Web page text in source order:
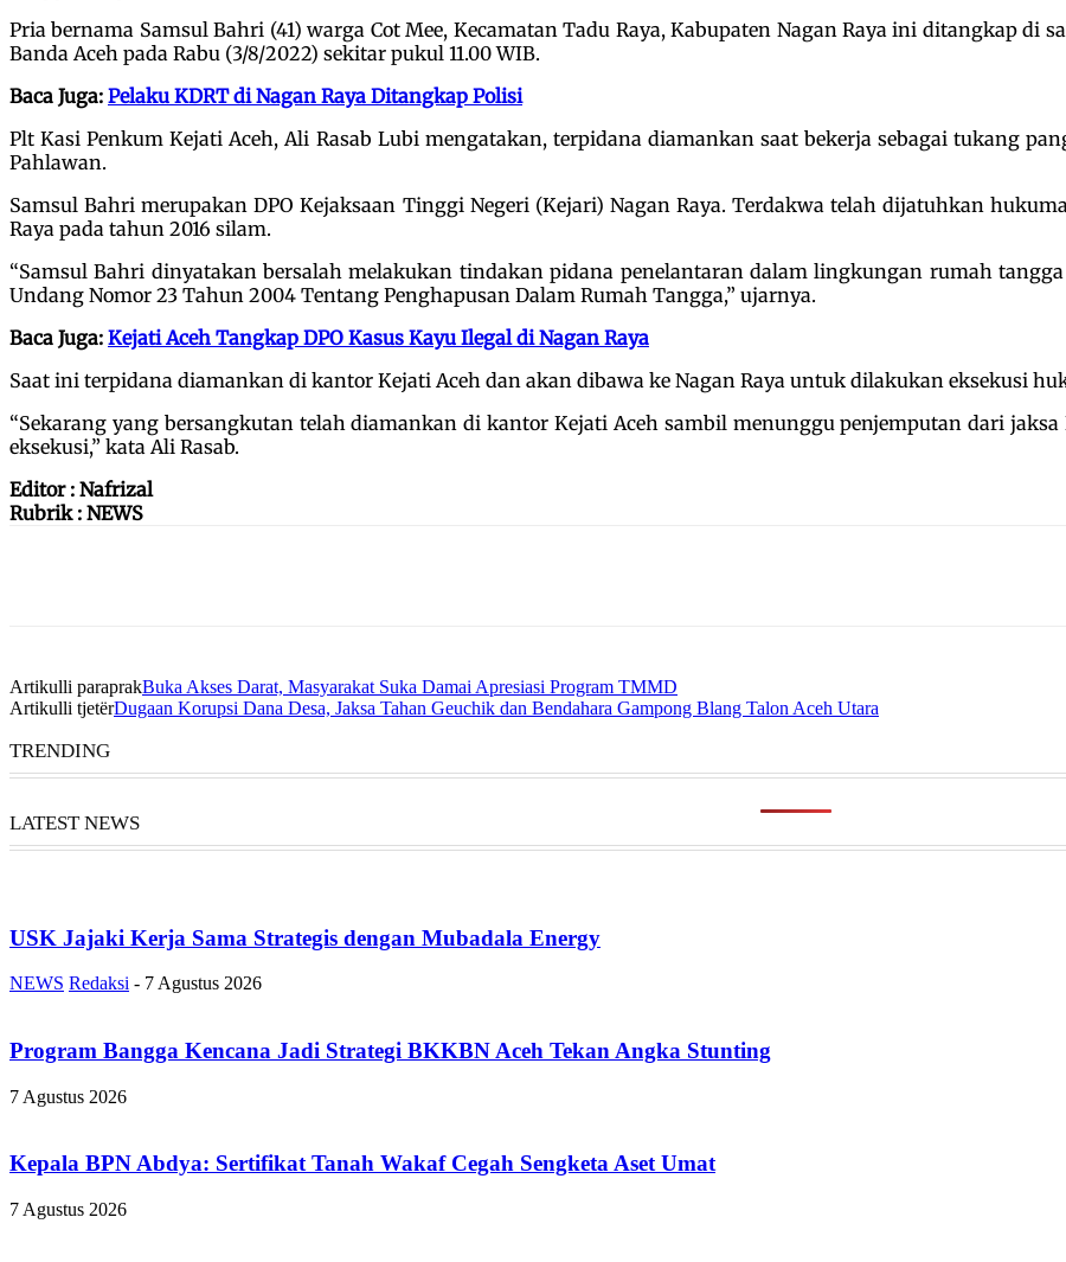
Pria bernama Samsul Bahri (41) warga Cot Mee, Kecamatan Tadu Raya, Kabupaten Nagan Raya ini ditangkap di
Banda Aceh pada Rabu (3/8/2022) sekitar pukul 11.00 WIB.
Baca Juga: Pelaku KDRT di Nagan Raya Ditangkap Polisi
Plt Kasi Penkum Kejati Aceh, Ali Rasab Lubi mengatakan, terpidana diamankan saat bekerja sebagai tukang
Pahlawan.
Samsul Bahri merupakan DPO Kejaksaan Tinggi Negeri (Kejari) Nagan Raya. Terdakwa telah dijatuhkan
Raya pada tahun 2016 silam.
“Samsul Bahri dinyatakan bersalah melakukan tindakan pidana penelantaran dalam lingkungan rumah
Undang Nomor 23 Tahun 2004 Tentang Penghapusan Dalam Rumah Tangga,” ujarnya.
Baca Juga: Kejati Aceh Tangkap DPO Kasus Kayu Ilegal di Nagan Raya
Saat ini terpidana diamankan di kantor Kejati Aceh dan akan dibawa ke Nagan Raya untuk dilakukan eksekusi
“Sekarang yang bersangkutan telah diamankan di kantor Kejati Aceh sambil menunggu penjemputan dari
eksekusi,” kata Ali Rasab.
Editor : Nafrizal
Rubrik : NEWS
Artikulli paraprakBuka Akses Darat, Masyarakat Suka Damai Apresiasi Program TMMD
Artikulli tjetërDugaan Korupsi Dana Desa, Jaksa Tahan Geuchik dan Bendahara Gampong Blang Talon Aceh Utara
TRENDING
LATEST NEWS
USK Jajaki Kerja Sama Strategis dengan Mubadala Energy
NEWS Redaksi - 7 Agustus 2026
Program Bangga Kencana Jadi Strategi BKKBN Aceh Tekan Angka Stunting
7 Agustus 2026
Kepala BPN Abdya: Sertifikat Tanah Wakaf Cegah Sengketa Aset Umat
7 Agustus 2026